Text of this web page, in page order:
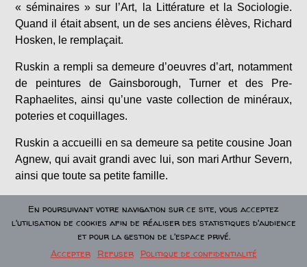
« séminaires » sur l’Art, la Littérature et la Sociologie.
Quand il était absent, un de ses anciens élèves, Richard
Hosken, le remplaçait.
Ruskin a rempli sa demeure d’oeuvres d’art, notamment
de peintures de Gainsborough, Turner et des Pre-
Raphaelites, ainsi qu’une vaste collection de minéraux,
poteries et coquillages.
Ruskin a accueilli en sa demeure sa petite cousine Joan
Agnew, qui avait grandi avec lui, son mari Arthur Severn,
ainsi que toute sa petite famille.
traducteur des Sagas Nordiques, était un visiteur assidu
de Brantwood.
En 1878, une nouvelle salle à manger a été établie dans
En poursuivant votre navigation sur ce site, vous acceptez
l'utilisation de cookies afin de réaliser des statistiques d'audience
et pour la gestion de l'espace privé.
Accepter
Refuser Politique de confidentialité